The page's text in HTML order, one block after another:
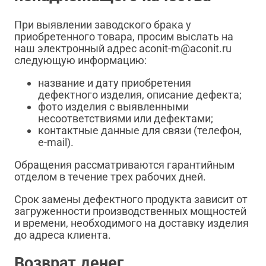
При выявлении заводского брака у
приобретенного товара, просим выслать на
наш электронный адрес aconit-m@aconit.ru
следующую информацию:
название и дату приобретения
дефектного изделия, описание дефекта;
фото изделия с выявленными
несоответствиями или дефектами;
контактные данные для связи (телефон,
e-mail).
Обращения рассматриваются гарантийным
отделом в течение трех рабочих дней.
Срок замены дефектного продукта зависит от
загруженности производственных мощностей
и времени, необходимого на доставку изделия
до адреса клиента.